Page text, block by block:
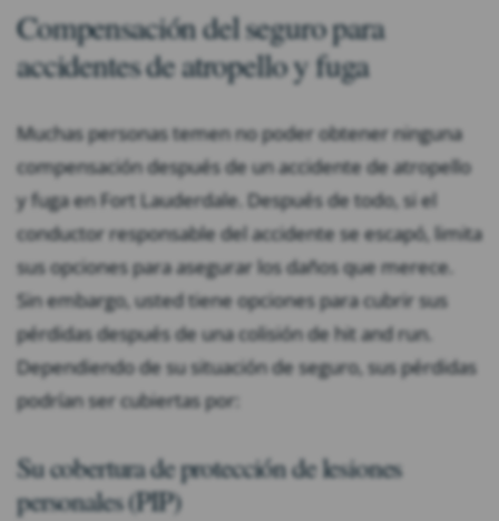
Compensación del seguro para
accidentes de atropello y fuga
Muchas personas temen no poder obtener ninguna
compensación después de un accidente de atropello
y fuga en Fort Lauderdale. Después de todo, si el
conductor responsable del accidente se escapó, limita
sus opciones para asegurar los daños que merece.
Sin embargo, usted tiene opciones para cubrir sus
pérdidas después de una colisión de hit and run.
Dependiendo de su situación de seguro, sus pérdidas
podrían ser cubiertas por:
Su cobertura de protección de lesiones
personales (PIP)